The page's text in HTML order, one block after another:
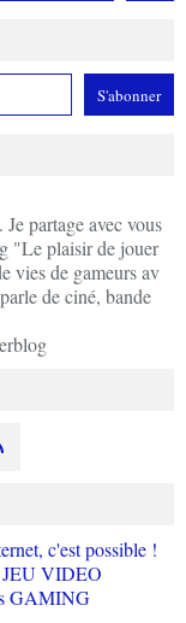
partage avec vous
"Le plaisir de jouer
vies de gameurs av
de ciné, bande
c'est possible !
VIDEO
GAMING